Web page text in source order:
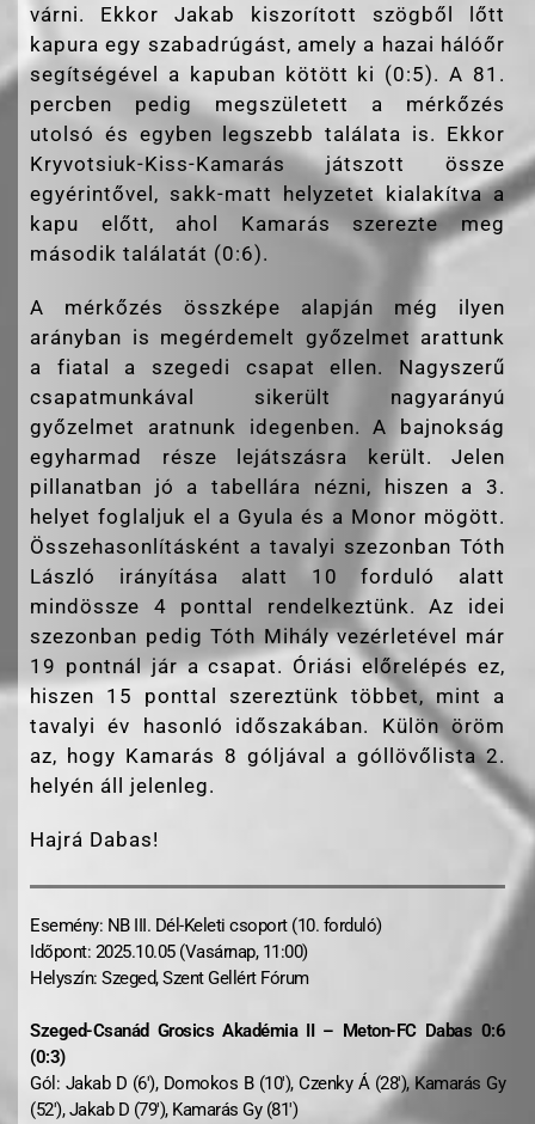
várni. Ekkor Jakab kiszorított szögből lőtt
kapura egy szabadrúgást, amely a hazai hálóőr
segítségével a kapuban kötött ki (0:5). A 81.
percben pedig megszületett a mérkőzés
utolsó és egyben legszebb találata is. Ekkor
Kryvotsiuk-Kiss-Kamarás játszott össze
egyérintővel, sakk-matt helyzetet kialakítva a
kapu előtt, ahol Kamarás szerezte meg
második találatát (0:6).
A mérkőzés összképe alapján még ilyen
arányban is megérdemelt győzelmet arattunk
a fiatal a szegedi csapat ellen. Nagyszerű
csapatmunkával sikerült nagyarányú
győzelmet aratnunk idegenben. A bajnokság
egyharmad része lejátszásra került. Jelen
pillanatban jó a tabellára nézni, hiszen a 3.
helyet foglaljuk el a Gyula és a Monor mögött.
Összehasonlításként a tavalyi szezonban Tóth
László irányítása alatt 10 forduló alatt
mindössze 4 ponttal rendelkeztünk. Az idei
szezonban pedig Tóth Mihály vezérletével már
19 pontnál jár a csapat. Óriási előrelépés ez,
hiszen 15 ponttal szereztünk többet, mint a
tavalyi év hasonló időszakában. Külön öröm
az, hogy Kamarás 8 góljával a góllövőlista 2.
helyén áll jelenleg.
Hajrá Dabas!
Esemény: NB III. Dél-Keleti csoport (10. forduló)
Időpont: 2025.10.05 (Vasárnap, 11:00)
Helyszín: Szeged, Szent Gellért Fórum
Szeged-Csanád Grosics Akadémia II – Meton-FC Dabas 0:6
(0:3)
Gól: Jakab D (6′), Domokos B (10′), Czenky Á (28′), Kamarás Gy
(52′), Jakab D (79′), Kamarás Gy (81′)